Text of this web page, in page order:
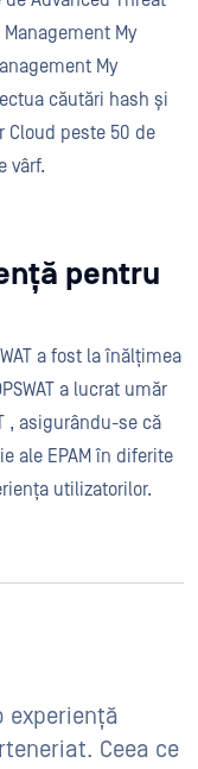
My
My
căutări hash și
Cloud peste 50 de
vârf.
pentru
a fost la înălțimea
a lucrat umăr
, asigurându-se că
ale EPAM în diferite
utilizatorilor.
experiență
Ceea ce